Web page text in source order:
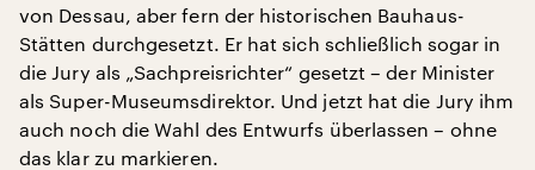
von Dessau, aber fern der historischen Bauhaus-
Stätten durchgesetzt. Er hat sich schließlich sogar in
die Jury als „Sachpreisrichter“ gesetzt – der Minister
als Super-Museumsdirektor. Und jetzt hat die Jury ihm
auch noch die Wahl des Entwurfs überlassen – ohne
das klar zu markieren.